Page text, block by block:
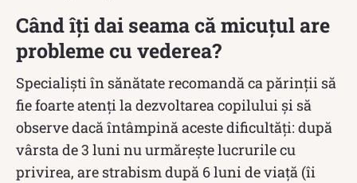
Când îți dai seama că micuțul are
probleme cu vederea?
Specialiști în sănătate recomandă ca părinții să
fie foarte atenți la dezvoltarea copilului și să
observe dacă întâmpină aceste dificultăți: după
vârsta de 3 luni nu urmărește lucrurile cu
privirea, are strabism după 6 luni de viață (îi